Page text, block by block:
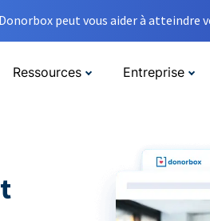
peut vous aider à atteindre
Ressources Entreprise